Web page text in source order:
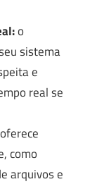
o
sistema
e
real se
como
arquivos e